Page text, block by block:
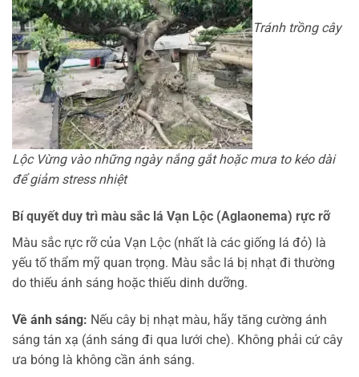
Tránh trồng cây
Lộc Vừng vào những ngày nắng gắt hoặc mưa to kéo dài
để giảm stress nhiệt
Bí quyết duy trì màu sắc lá Vạn Lộc (Aglaonema) rực rỡ
Màu sắc rực rỡ của Vạn Lộc (nhất là các giống lá đỏ) là
yếu tố thẩm mỹ quan trọng. Màu sắc lá bị nhạt đi thường
do thiếu ánh sáng hoặc thiếu dinh dưỡng.
Về ánh sáng: Nếu cây bị nhạt màu, hãy tăng cường ánh
sáng tán xạ (ánh sáng đi qua lưới che). Không phải cứ cây
ưa bóng là không cần ánh sáng.